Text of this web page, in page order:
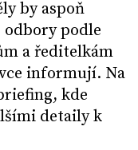
by aspoň
odbory podle
a ředitelkám
informují. Na
kde
detaily k